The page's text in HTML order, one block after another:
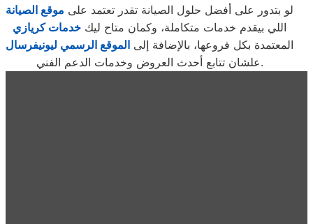
لو بتدور على أفضل حلول الصيانة تقدر تعتمد على موقع الصيانة
اللي بيقدم خدمات متكاملة، وكمان متاح ليك خدمات كريازي
المعتمدة بكل فروعها، بالإضافة إلى الموقع الرسمي ليونيفرسال
علشان تتابع أحدث العروض وخدمات الدعم الفني.